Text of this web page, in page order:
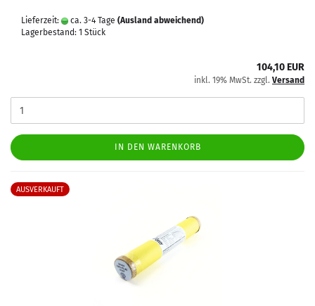
Lieferzeit: ca. 3-4 Tage (Ausland abweichend)
Lagerbestand: 1 Stück
104,10 EUR
inkl. 19% MwSt. zzgl. Versand
IN DEN WARENKORB
AUSVERKAUFT